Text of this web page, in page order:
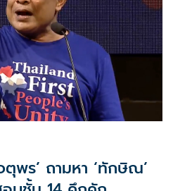
พร’ ถามหา ‘ทักษิณ’